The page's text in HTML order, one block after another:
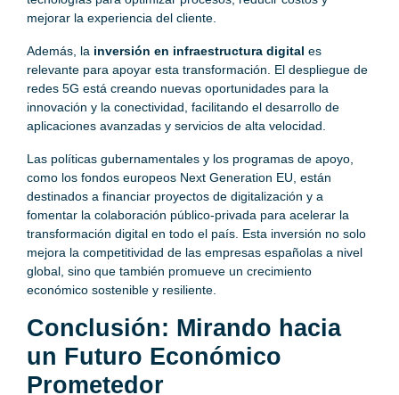
mejorar la experiencia del cliente.
Además, la inversión en infraestructura digital es
relevante para apoyar esta transformación. El despliegue de
redes 5G está creando nuevas oportunidades para la
innovación y la conectividad, facilitando el desarrollo de
aplicaciones avanzadas y servicios de alta velocidad.
Las políticas gubernamentales y los programas de apoyo,
como los fondos europeos Next Generation EU, están
destinados a financiar proyectos de digitalización y a
fomentar la colaboración público-privada para acelerar la
transformación digital en todo el país. Esta inversión no solo
mejora la competitividad de las empresas españolas a nivel
global, sino que también promueve un crecimiento
económico sostenible y resiliente.
Conclusión: Mirando hacia
un Futuro Económico
Prometedor